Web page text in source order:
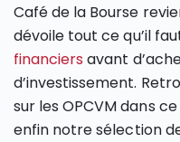
Café de la Bourse
dévoile tout ce qu’il
financiers avant
d’investissement.
sur les OPCVM dans
enfin notre sélection